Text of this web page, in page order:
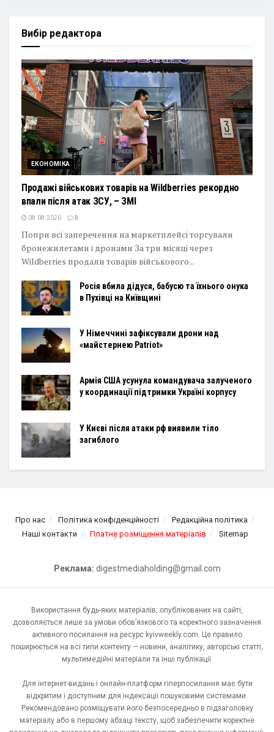
Вибір редактора
ЕКОНОМІКА
Продажі військових товарів на Wildberries рекордно
впали після атак ЗСУ, – ЗМІ
08.08.2026 0
Попри всі заперечення на маркетплейсі торгували
бронежилетами і дронами За три місяці через
Wildberries продали товарів військового...
Росія вбила дідуся, бабусю та їхнього онука
в Пухівці на Київщині
У Німеччині зафіксували дрони над
«майстернею Patriot»
Армія США усунула командувача залученого
у координації підтримки Україні корпусу
У Києві після атаки рф виявили тіло
загиблого
Про нас Політика конфіденційності
Редакційна політика
Наші контакти
Платне розміщення матеріалів Sitemap
Реклама: digestmediaholding@gmail.com
Використання будь-яких матеріалів, опублікованих на сайті,
дозволяється лише за умови обов’язкового та коректного зазначення
активного посилання на ресурс kyivweekly.com. Це правило
поширюється на всі типи контенту — новини, аналітику, авторські статті,
мультимедійні матеріали та інші публікації.
Для інтернет-видань і онлайн-платформ гіперпосилання має бути
відкритим і доступним для індексації пошуковими системами.
Рекомендовано розміщувати його безпосередньо в підзаголовку
матеріалу або в першому абзаці тексту, щоб забезпечити коректне